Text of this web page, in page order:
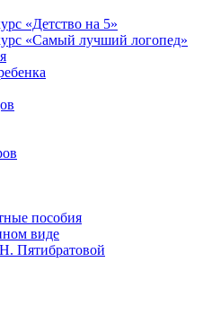
«Детство на 5»
«Самый лучший логопед»
пособия
виде
Пятибратовой